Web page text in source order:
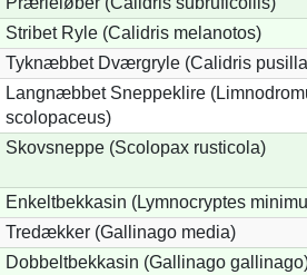
Stribet Ryle (Calidris melanotos)
Tyknæbbet Dværgryle (Calidris
Langnæbbet Sneppeklire
scolopaceus)
Skovsneppe (Scolopax rusticola)
Enkeltbekkasin (Lymnocryptes
Tredækker (Gallinago media)
Dobbeltbekkasin (Gallinago